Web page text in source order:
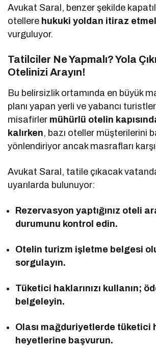
Avukat Saral, benzer şekilde
otellere hukuki yoldan itiraz
vurguluyor.
Tatilciler Ne Yapmalı? Yola
Otelinizi Arayın!
Bu belirsizlik ortamında en büyük
planı yapan yerli ve yabancı
misafirler mühürlü otelin
kalırken, bazı oteller müşterilerini
yönlendiriyor ancak masrafları
Avukat Saral, tatile çıkacak
uyarılarda bulunuyor:
Rezervasyon yaptığınız oteli
durumunu kontrol edin.
Otelin turizm işletme belgesi
sorgulayın.
Tüketici haklarınızı kullanın;
belgeleyin.
Olası mağduriyetlerde tüketici
heyetlerine başvurun.